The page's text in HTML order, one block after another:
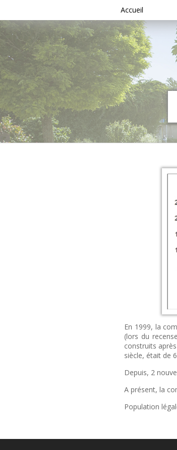
Accueil
En 1999, la
(lors du
construits après
siècle, était de
Depuis, 2
A présent, la
Population